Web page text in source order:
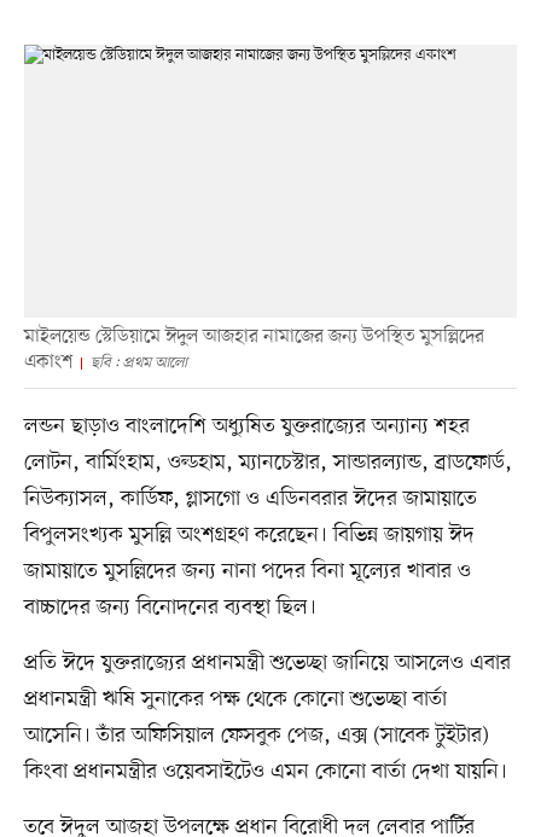
মাইলয়েন্ড স্টেডিয়ামে ঈদুল আজহার নামাজের জন্য উপস্থিত মুসল্লিদের
একাংশ
ছবি : প্রথম আলো
লন্ডন ছাড়াও বাংলাদেশি অধ্যুষিত যুক্তরাজ্যের অন্যান্য শহর
লোটন, বার্মিংহাম, ওল্ডহাম, ম্যানচেস্টার, সান্ডারল্যান্ড, ব্রাডফোর্ড,
নিউক্যাসল, কার্ডিফ, গ্লাসগো ও এডিনবরার ঈদের জামায়াতে
বিপুলসংখ্যক মুসল্লি অংশগ্রহণ করেছেন। বিভিন্ন জায়গায় ঈদ
জামায়াতে মুসল্লিদের জন্য নানা পদের বিনা মূল্যের খাবার ও
বাচ্চাদের জন্য বিনোদনের ব্যবস্থা ছিল।
প্রতি ঈদে যুক্তরাজ্যের প্রধানমন্ত্রী শুভেচ্ছা জানিয়ে আসলেও এবার
প্রধানমন্ত্রী ঋষি সুনাকের পক্ষ থেকে কোনো শুভেচ্ছা বার্তা
আসেনি। তাঁর অফিসিয়াল ফেসবুক পেজ, এক্স (সাবেক টুইটার)
কিংবা প্রধানমন্ত্রীর ওয়েবসাইটেও এমন কোনো বার্তা দেখা যায়নি।
তবে ঈদুল আজহা উপলক্ষে প্রধান বিরোধী দল লেবার পার্টির